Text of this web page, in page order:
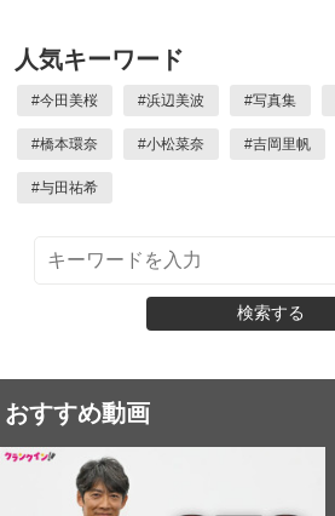
人気キーワード
#今田美桜 #浜辺美波 #写真集
#橋本環奈 #小松菜奈 #吉岡里帆
#与田祐希
検索する
おすすめ動画